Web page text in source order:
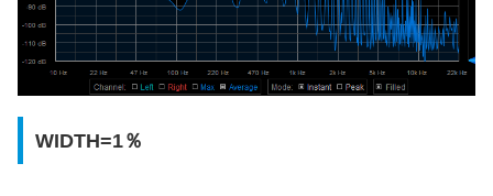
WIDTH=1％